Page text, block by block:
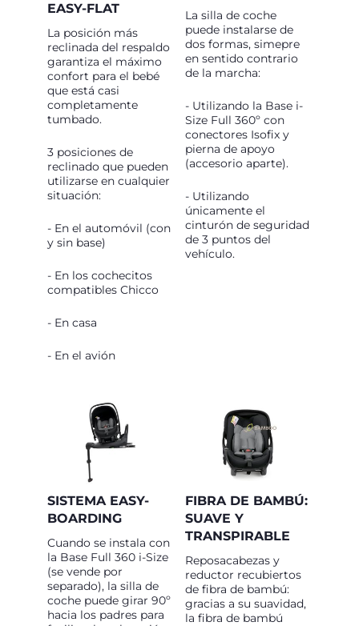
EASY-FLAT
La posición más
reclinada del respaldo
garantiza el máximo
confort para el bebé
que está casi
completamente
tumbado.
3 posiciones de
reclinado que pueden
utilizarse en cualquier
situación:
- En el automóvil (con
y sin base)
- En los cochecitos
compatibles Chicco
- En casa
- En el avión
La silla de coche
puede instalarse de
dos formas, simepre
en sentido contrario
de la marcha:
- Utilizando la Base i-
Size Full 360º con
conectores Isofix y
pierna de apoyo
(accesorio aparte).
- Utilizando
únicamente el
cinturón de seguridad
de 3 puntos del
vehículo.
SISTEMA EASY-
BOARDING
Cuando se instala con
la Base Full 360 i-Size
(se vende por
separado), la silla de
coche puede girar 90º
hacia los padres para
FIBRA DE BAMBÚ:
SUAVE Y
TRANSPIRABLE
Reposacabezas y
reductor recubiertos
de fibra de bambú:
gracias a su suavidad,
la fibra de bambú